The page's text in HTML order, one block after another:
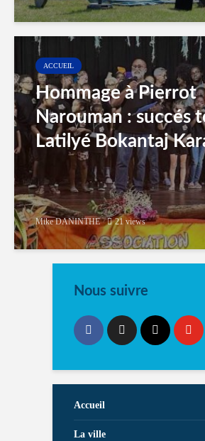
ACCUEIL
Hommage à Pierrot
Narouman : succés
Latilyé Bokantaj
Mike DANINTHE 21 views
Nous suivre
Accueil
La ville